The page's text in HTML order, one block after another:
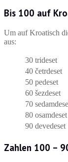
Bis 100 auf
Um auf Kroatisch
aus:
30 trideset
40 četrdeset
50 pedeset
60 šezdeset
70
80 osamdeset
90 devedeset
Zahlen 100 –